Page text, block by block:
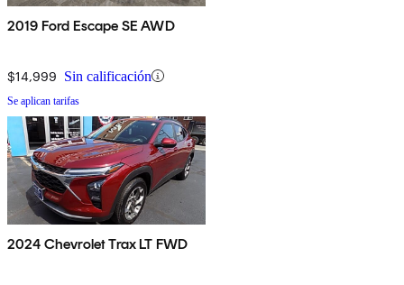
2019 Ford Escape SE AWD
$14,999 Sin calificación
Se aplican tarifas
2024 Chevrolet Trax LT FWD